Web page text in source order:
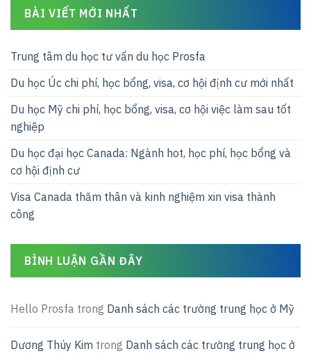
BÀI VIẾT MỚI NHẤT
Trung tâm du học tư vấn du học Prosfa
Du học Úc chi phí, học bổng, visa, cơ hội định cư mới nhất
Du học Mỹ chi phí, học bổng, visa, cơ hội việc làm sau tốt
nghiệp
Du học đại học Canada: Ngành hot, học phí, học bổng và
cơ hội định cư
Visa Canada thăm thân và kinh nghiệm xin visa thành
công
BÌNH LUẬN GẦN ĐÂY
Hello Prosfa trong Danh sách các trường trung học ở Mỹ
Dương Thúy Kim trong Danh sách các trường trung học ở